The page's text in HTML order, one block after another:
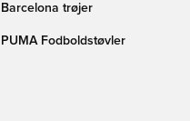
Barcelona trøjer
PUMA Fodboldstøvler